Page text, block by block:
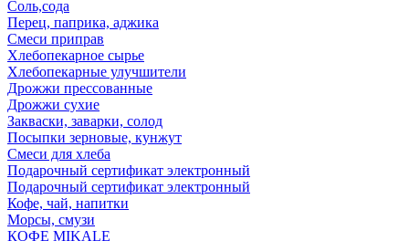
Соль,сода
Перец, паприка, аджика
Смеси приправ
Хлебопекарное сырье
Хлебопекарные улучшители
Дрожжи прессованные
Дрожжи сухие
Закваски, заварки, солод
Посыпки зерновые, кунжут
Смеси для хлеба
Подарочный сертификат электронный
Подарочный сертификат электронный
Кофе, чай, напитки
Морсы, смузи
КОФЕ MIKALE